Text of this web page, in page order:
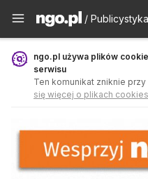
Publicystyka -
/ Publicystyka
ngo.pl używa plików
serwisu
Ten komunikat zniknie
się więcej o plikach cookies